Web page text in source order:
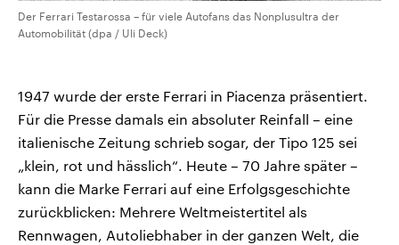
Der Ferrari Testarossa – für viele Autofans das Nonplusultra der
Automobilität (dpa / Uli Deck)
1947 wurde der erste Ferrari in Piacenza präsentiert.
Für die Presse damals ein absoluter Reinfall – eine
italienische Zeitung schrieb sogar, der Tipo 125 sei
„klein, rot und hässlich“. Heute – 70 Jahre später –
kann die Marke Ferrari auf eine Erfolgsgeschichte
zurückblicken: Mehrere Weltmeistertitel als
Rennwagen, Autoliebhaber in der ganzen Welt, die